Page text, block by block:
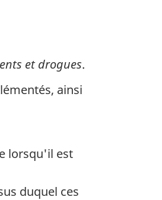
et drogues.
ainsi
lorsqu'il est
duquel ces